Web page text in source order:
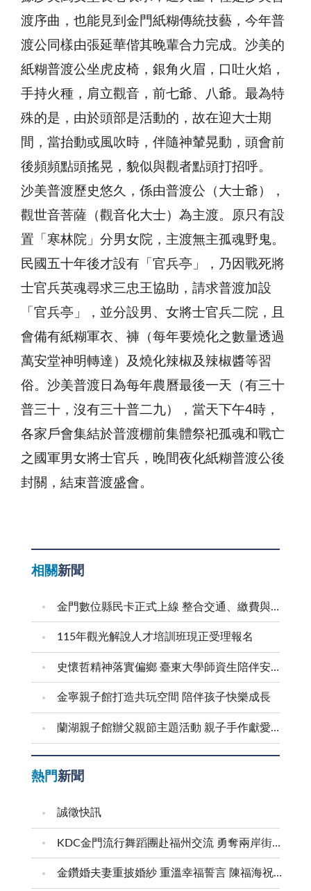
渡序曲，也能見到金門紙糊傳統技藝，今年普
渡公同樣由張延華偕其晚輩合力完成。沙美的
紙糊普渡公坐虎皮椅，銀角火眉，口吐火焰，
手持火種，肩立觀音，前七爺、八爺。最為特
殊的是，由於頭部是活動的，故在迎大士期
間，當抬動或風吹時，伴隨神輦晃動，頭會前
後頻頻點頭搖晃，貌似與觀者點頭打招呼。
沙美普渡歷史悠久，係由普渡公（大士爺），
觀世音菩薩（觀音化大士）為主渡。原只有設
置「寒林院」分男女院，主渡無主孤魂野鬼。
民國五十年後才設有「官兵亭」，乃因戰死將
士官兵英魂尋求三忠王協助，請求普渡加設
「官兵亭」，並分設男、女將士官兵二院，且
會備有紙糊軍衣、褲（每年要燒化之數量透過
萬安堂神明轉達）及燒化辣椒及辣椒醬等習
俗。沙美普渡日為每年農曆最後一天（有三十
普三十，沒有三十普二九），當天下午4時，
各家戶會集結於普渡棚前集體祭祀孤魂和戰亡
之國軍男女將士官兵，晚間夜化紙糊普渡公後
封關，結束普渡盛會。
相關新聞
金門數位縣民卡正式上線 整合交通、繳費與生活服務 迎接在地智慧新生活
115年觀光解說人才培訓班現正受理報名
史懷哲精神落實偏鄉 臺東大學師資生陪伴安瀾學子成長
金寧親子館打造共玩空間 陪伴孩子快樂成長
蘭湖親子館辦父親節主題活動 親子手作獻愛爸爸
熱門新聞
誠徵快訊
KDC金門流行舞蹈團赴福州交流 勇奪兩岸街舞賽三等獎
金鑽婚夫妻重披婚紗 重溫幸福誓言 陳福海祝福牽手半世紀 情深相守成典範